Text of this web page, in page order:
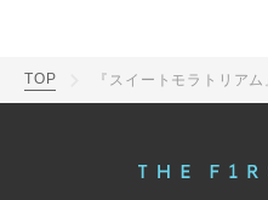
TOP 『スイートモラトリアム